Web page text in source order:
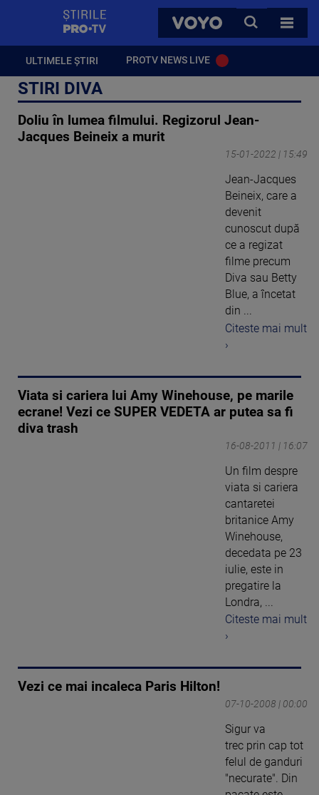
VOYO
CAUTA
TOATE
ULTIMELE ȘTIRI PROTV NEWS LIVE
STIRI DIVA
Doliu în lumea filmului. Regizorul Jean-
Jacques Beineix a murit
15-01-2022 | 15:49
Jean-Jacques
Beineix, care a
devenit
cunoscut după
ce a regizat
filme precum
Diva sau Betty
Blue, a încetat
din ...
Citeste mai mult
›
Viata si cariera lui Amy Winehouse, pe marile
ecrane! Vezi ce SUPER VEDETA ar putea sa fi
diva trash
16-08-2011 | 16:07
Un film despre
viata si cariera
cantaretei
britanice Amy
Winehouse,
decedata pe 23
iulie, este in
pregatire la
Londra, ...
Citeste mai mult
›
Vezi ce mai incaleca Paris Hilton!
07-10-2008 | 00:00
Sigur va
trec prin cap tot
felul de ganduri
"necurate". Din